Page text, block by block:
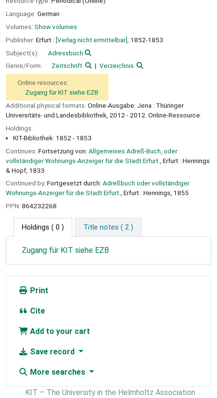
Language: German
Volumes: Show volumes
Publisher: Erfurt : [Verlag nicht ermittelbar], 1852-1853
Subject(s):
Adressbuch
Genre/Form:
Zeitschrift Verzeichnis
Online resources:
Zugang für KIT siehe EZB
Additional physical formats: Online-Ausgabe: Jena : Thüringer
Universitäts- und Landesbibliothek, 2012 - 2012. Online-Ressource.
Holdings:
KIT-Bibliothek: 1852 - 1853
Continues: Fortsetzung von: Allgemeines Adreß-Buch, oder
vollständiger Wohnungs-Anzeiger für die Stadt Erfurt. , Erfurt : Hennings
& Hopf, 1833
Continued by: Fortgesetzt durch: Adreßbuch oder vollständiger
Wohnungs-Anzeiger für die Stadt Erfurt., Erfurt : Hennings, 1855
PPN: 864232268
Holdings ( 0 ) Title notes ( 2 )
Zugang für KIT siehe EZB
Print
Cite
Add to your cart
Save record
More searches
KIT – The University in the Helmholtz Association